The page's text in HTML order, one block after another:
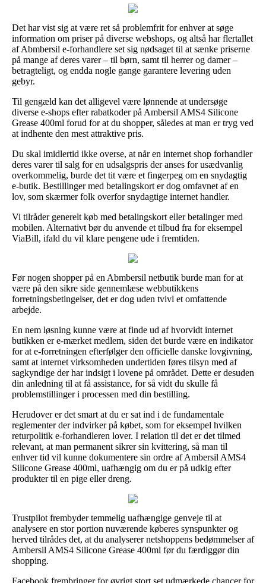
Det har vist sig at være ret så problemfrit for enhver at søge
information om priser på diverse webshops, og altså har flertallet
af Abmbersil e-forhandlere set sig nødsaget til at sænke priserne
på mange af deres varer – til børn, samt til herrer og damer –
betragteligt, og endda nogle gange garantere levering uden
gebyr.
Til gengæld kan det alligevel være lønnende at undersøge
diverse e-shops efter rabatkoder på Ambersil AMS4 Silicone
Grease 400ml forud for at du shopper, således at man er tryg ved
at indhente den mest attraktive pris.
Du skal imidlertid ikke overse, at når en internet shop forhandler
deres varer til salg for en udsalgspris der anses for usædvanlig
overkommelig, burde det tit være et fingerpeg om en snydagtig
e-butik. Bestillinger med betalingskort er dog omfavnet af en
lov, som skærmer folk overfor snydagtige internet handler.
Vi tilråder generelt køb med betalingskort eller betalinger med
mobilen. Alternativt bør du anvende et tilbud fra for eksempel
ViaBill, ifald du vil klare pengene ude i fremtiden.
Før nogen shopper på en Abmbersil netbutik burde man for at
være på den sikre side gennemlæse webbutikkens
forretningsbetingelser, det er dog uden tvivl et omfattende
arbejde.
En nem løsning kunne være at finde ud af hvorvidt internet
butikken er e-mærket medlem, siden det burde være en indikator
for at e-forretningen efterfølger den officielle danske lovgivning,
samt at internet virksomheden undertiden føres tilsyn med af
sagkyndige der har indsigt i lovene på området. Dette er desuden
din anledning til at få assistance, for så vidt du skulle få
problemstillinger i processen med din bestilling.
Herudover er det smart at du er sat ind i de fundamentale
reglementer der indvirker på købet, som for eksempel hvilken
returpolitik e-forhandleren lover. I relation til det er det tilmed
relevant, at man permanent sikrer sin kvittering, så man til
enhver tid vil kunne dokumentere sin ordre af Ambersil AMS4
Silicone Grease 400ml, uafhængig om du er på udkig efter
produkter til en pige eller dreng.
Trustpilot frembyder temmelig uafhængige genveje til at
analysere en stor portion nuværende køberes synspunkter og
herved tilrådes det, at du analyserer netshoppens bedømmelser af
Ambersil AMS4 Silicone Grease 400ml før du færdiggør din
shopping.
Facebook frembringer for øvrigt stort set udmærkede chancer for